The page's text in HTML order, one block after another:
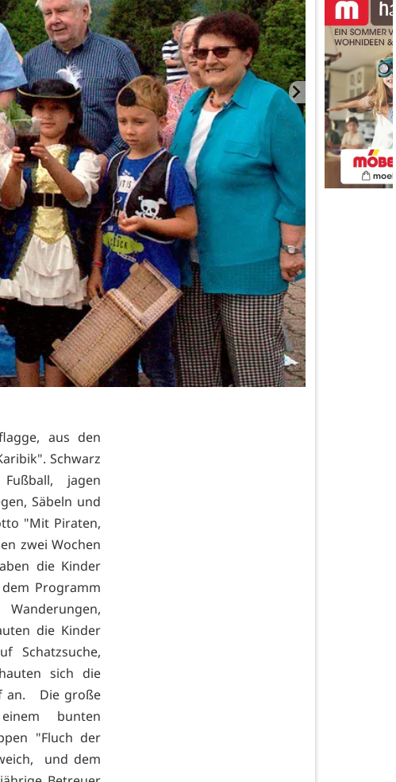
aus den
Schwarz
jagen
Säbeln und
"Mit Piraten,
zwei Wochen
die Kinder
Programm
die Kinder
Schatzsuche,
sich die
an. Die große
bunten
"Fluch der
und dem